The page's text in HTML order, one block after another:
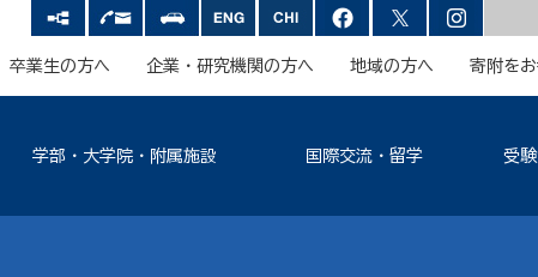
卒業生の方へ 企業・研究機関の方へ 地域の方へ 寄附を
学部・大学院・附属施設 国際交流・留学 受